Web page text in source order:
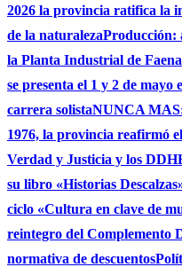
2026 la provincia ratifica la
de la naturalezaProducción:
la Planta Industrial de
se presenta el 1 y 2 de mayo
carrera solistaNUNCA MAS:
1976, la provincia reafirmó
Verdad y Justicia y los
su libro «Historias
ciclo «Cultura en clave de
reintegro del Complemento
normativa de descuentos